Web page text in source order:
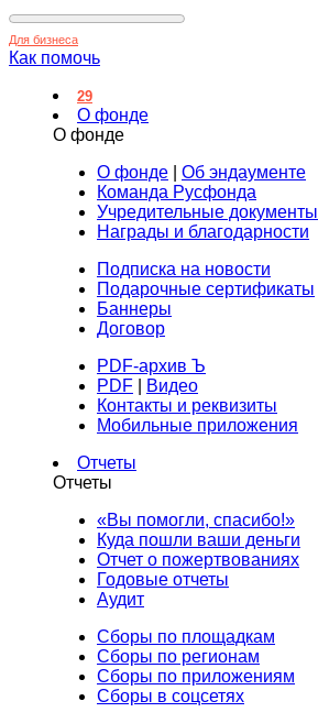
Для бизнеса
Как помочь
29
О фонде
О фонде
О фонде
Об эндаументе
Команда Русфонда
Учредительные документы
Награды и благодарности
Подписка на новости
Подарочные сертификаты
Баннеры
Договор
PDF-архив Ъ
PDF
Видео
Контакты и реквизиты
Мобильные приложения
Отчеты
Отчеты
«Вы помогли, спасибо!»
Куда пошли ваши деньги
Отчет о пожертвованиях
Годовые отчеты
Аудит
Сборы по площадкам
Сборы по регионам
Сборы по приложениям
Сборы в соцсетях